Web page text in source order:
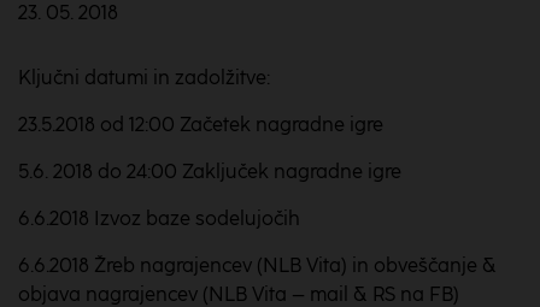
23. 05. 2018
Ključni datumi in zadolžitve:
23.5.2018 od 12:00 Začetek nagradne igre
5.6. 2018 do 24:00 Zaključek nagradne igre
6.6.2018 Izvoz baze sodelujočih
6.6.2018 Žreb nagrajencev (NLB Vita) in obveščanje &
objava nagrajencev (NLB Vita – mail & RS na FB)